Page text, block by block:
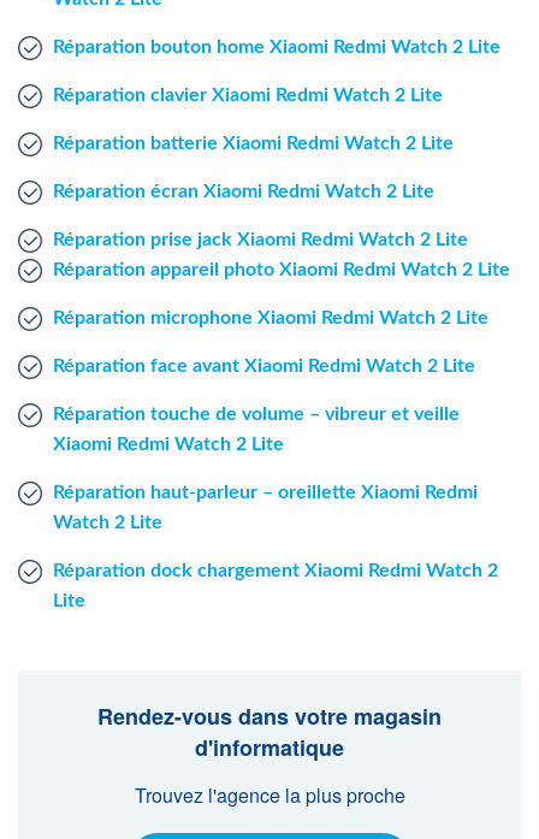
Réparation bouton home Xiaomi Redmi Watch 2 Lite
Réparation clavier Xiaomi Redmi Watch 2 Lite
Réparation batterie Xiaomi Redmi Watch 2 Lite
Réparation écran Xiaomi Redmi Watch 2 Lite
Réparation prise jack Xiaomi Redmi Watch 2 Lite
Réparation appareil photo Xiaomi Redmi Watch 2 Lite
Réparation microphone Xiaomi Redmi Watch 2 Lite
Réparation face avant Xiaomi Redmi Watch 2 Lite
Réparation touche de volume – vibreur et veille
Xiaomi Redmi Watch 2 Lite
Réparation haut-parleur – oreillette Xiaomi Redmi
Watch 2 Lite
Réparation dock chargement Xiaomi Redmi Watch 2
Lite
Rendez-vous dans votre magasin
d'informatique
Trouvez l'agence la plus proche